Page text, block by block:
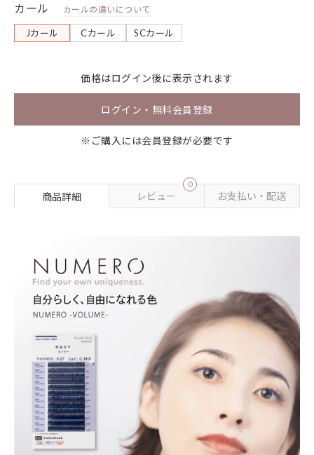
カール カールの違いについて
Jカール Cカール SCカール
価格はログイン後に表示されます
ログイン・無料会員登録
※ご購入には会員登録が必要です
商品詳細 レビュー
0
お支払い・配送